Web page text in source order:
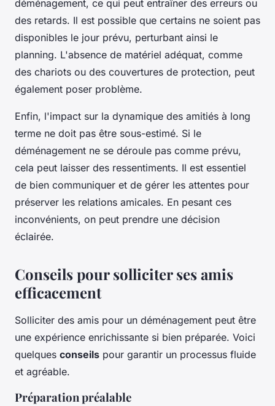
déménagement, ce qui peut entraîner des erreurs ou
des retards. Il est possible que certains ne soient pas
disponibles le jour prévu, perturbant ainsi le
planning. L'absence de matériel adéquat, comme
des chariots ou des couvertures de protection, peut
également poser problème.
Enfin, l'impact sur la dynamique des amitiés à long
terme ne doit pas être sous-estimé. Si le
déménagement ne se déroule pas comme prévu,
cela peut laisser des ressentiments. Il est essentiel
de bien communiquer et de gérer les attentes pour
préserver les relations amicales. En pesant ces
inconvénients, on peut prendre une décision
éclairée.
Conseils pour solliciter ses amis
efficacement
Solliciter des amis pour un déménagement peut être
une expérience enrichissante si bien préparée. Voici
quelques conseils pour garantir un processus fluide
et agréable.
Préparation préalable